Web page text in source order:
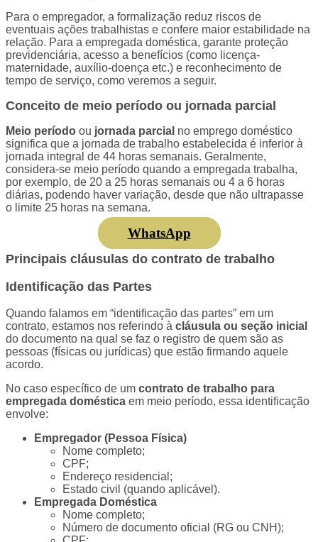
Para o empregador, a formalização reduz riscos de
eventuais ações trabalhistas e confere maior estabilidade na
relação. Para a empregada doméstica, garante proteção
previdenciária, acesso a benefícios (como licença-
maternidade, auxílio-doença etc.) e reconhecimento de
tempo de serviço, como veremos a seguir.
Conceito de meio período ou jornada parcial
Meio período ou jornada parcial no emprego doméstico
significa que a jornada de trabalho estabelecida é inferior à
jornada integral de 44 horas semanais. Geralmente,
considera-se meio período quando a empregada trabalha,
por exemplo, de 20 a 25 horas semanais ou 4 a 6 horas
diárias, podendo haver variação, desde que não ultrapasse
o limite 25 horas na semana.
WhatsApp
Principais cláusulas do contrato de trabalho
Identificação das Partes
Quando falamos em “identificação das partes” em um
contrato, estamos nos referindo à cláusula ou seção inicial
do documento na qual se faz o registro de quem são as
pessoas (físicas ou jurídicas) que estão firmando aquele
acordo.
No caso específico de um contrato de trabalho para
empregada doméstica em meio período, essa identificação
envolve:
Empregador (Pessoa Física)
Nome completo;
CPF;
Endereço residencial;
Estado civil (quando aplicável).
Empregada Doméstica
Nome completo;
Número de documento oficial (RG ou CNH);